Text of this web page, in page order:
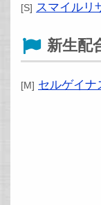
[S] スマイルリ
新生配
[M] セルゲイナ